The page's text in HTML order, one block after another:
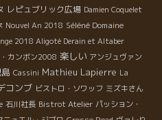
レピュブリック広場 Damien Coquelet
Nouvel An 2018 Séléné Domaine
2018 Aligoté Derain et Altaber
カンボン2008 楽しい アンジュヴァン
Cassini Mathieu Lapierre La
コンブ ビストロ・ソワッフ ミズキさん
石川社長 Bistrot Atelier パッション・